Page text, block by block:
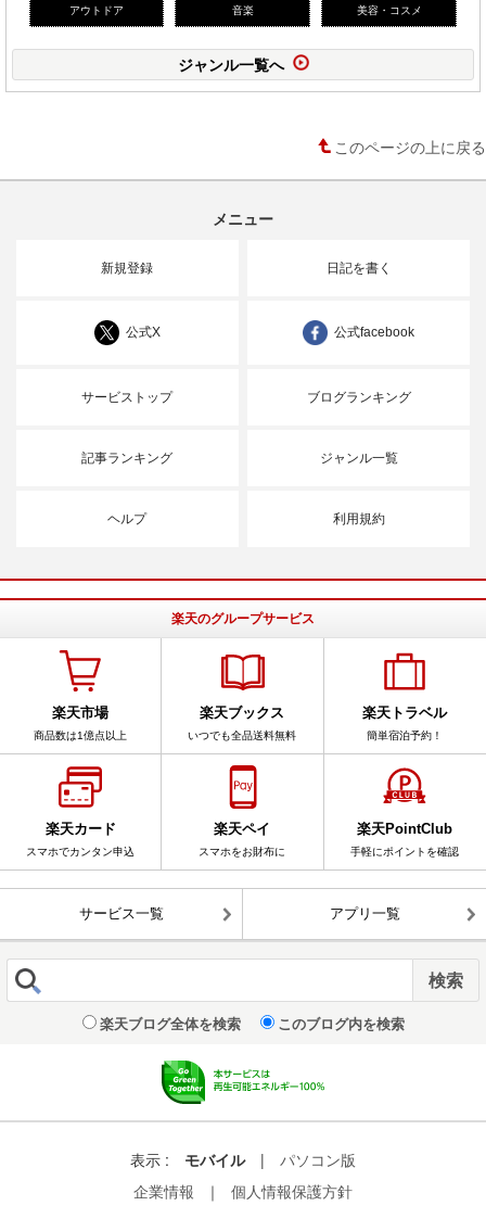
アウトドア 音楽 美容・コスメ
ジャンル一覧へ
このページの上に戻る
メニュー
新規登録 日記を書く
公式X 公式facebook
サービストップ ブログランキング
記事ランキング ジャンル一覧
ヘルプ 利用規約
楽天のグループサービス
楽天市場
商品数は1億点以上
楽天ブックス
いつでも全品送料無料
楽天トラベル
簡単宿泊予約！
楽天カード
スマホでカンタン申込
楽天ペイ
スマホをお財布に
楽天PointClub
手軽にポイントを確認
サービス一覧 アプリ一覧
楽天ブログ全体を検索 このブログ内を検索
表示 : モバイル |
パソコン版
企業情報
｜ 個人情報保護方針